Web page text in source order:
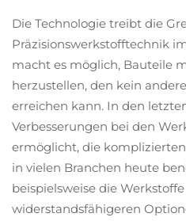
Die Technologie treibt die
Präzisionswerkstofftechnik
macht es möglich, Bauteile
herzustellen, den kein
erreichen kann. In den
Verbesserungen bei den
ermöglicht, die
in vielen Branchen heute
beispielsweise die
widerstandsfähigeren